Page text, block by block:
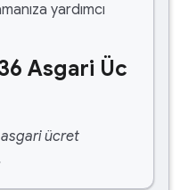
yardımcı
Asgari Üc
ücret